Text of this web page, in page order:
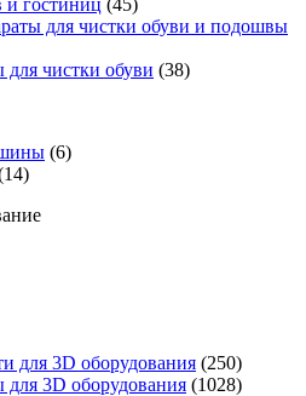
гостиниц (45)
для чистки обуви и подошвы
для чистки обуви (38)
(6)
для 3D оборудования (250)
для 3D оборудования (1028)